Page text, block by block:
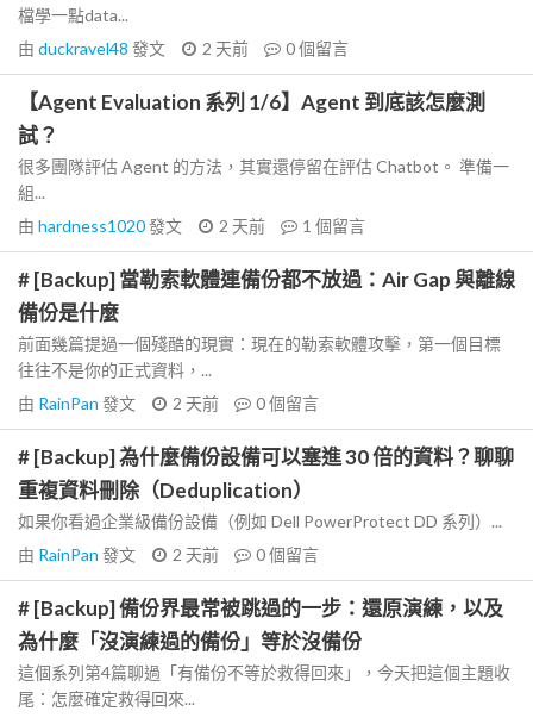
檔學一點data...
由 duckravel48 發文 2 天前 0個留言
【Agent Evaluation 系列 1/6】Agent 到底該怎麼測
試？
很多團隊評估 Agent 的方法，其實還停留在評估 Chatbot。 準備一
組...
由 hardness1020發文 2 天前 1 個留言
# [Backup] 當勒索軟體連備份都不放過：Air Gap 與離線
備份是什麼
前面幾篇提過一個殘酷的現實：現在的勒索軟體攻擊，第一個目標
往往不是你的正式資料，...
由 RainPan 發文 2 天前 0個留言
# [Backup] 為什麼備份設備可以塞進 30 倍的資料？聊聊
重複資料刪除（Deduplication）
如果你看過企業級備份設備（例如 Dell PowerProtect DD 系列）...
由 RainPan 發文 2 天前 0個留言
# [Backup] 備份界最常被跳過的一步：還原演練，以及
為什麼「沒演練過的備份」等於沒備份
這個系列第4篇聊過「有備份不等於救得回來」，今天把這個主題收
尾：怎麼確定救得回來...